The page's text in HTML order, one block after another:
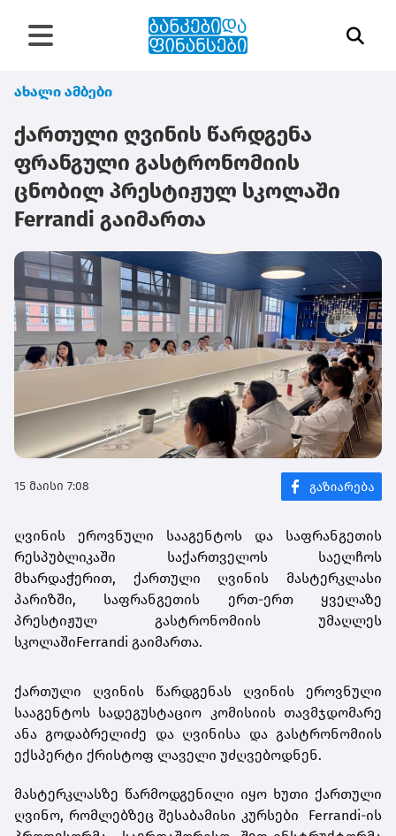
ახალი ამბები
ქართული ღვინის წარდგენა
ფრანგული გასტრონომიის
ცნობილ პრესტიჟულ სკოლაში
Ferrandi გაიმართა
15 მაისი 7:08
ღვინის ეროვნული სააგენტოს და საფრანგეთის
რესპუბლიკაში საქართველოს საელჩოს
მხარდაჭერით, ქართული ღვინის მასტერკლასი
პარიზში, საფრანგეთის ერთ-ერთ ყველაზე
პრესტიჟულ გასტრონომიის უმაღლეს
სკოლაშიFerrandi გაიმართა.
ქართული ღვინის წარდგენას ღვინის ეროვნული
სააგენტოს სადეგუსტაციო კომისიის თავმჯდომარე
ანა გოდაბრელიძე და ღვინისა და გასტრონომიის
ექსპერტი ქრისტოფ ლაველი უძღვებოდნენ.
მასტერკლასზე წარმოდგენილი იყო ხუთი ქართული
ღვინო, რომლებზეც შესაბამისი კურსები Ferrandi-ის